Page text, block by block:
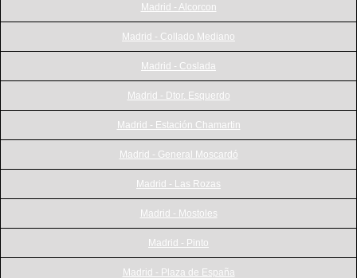
Madrid - Alcorcon
Madrid - Collado Mediano
Madrid - Coslada
Madrid - Dtor. Esquerdo
Madrid - Estación Chamartin
Madrid - General Moscardó
Madrid - Las Rozas
Madrid - Mostoles
Madrid - Pinto
Madrid - Plaza de España